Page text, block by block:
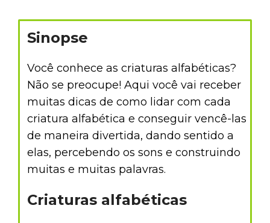
Sinopse
Você conhece as criaturas alfabéticas?
Não se preocupe! Aqui você vai receber
muitas dicas de como lidar com cada
criatura alfabética e conseguir vencê-las
de maneira divertida, dando sentido a
elas, percebendo os sons e construindo
muitas e muitas palavras.
Criaturas alfabéticas